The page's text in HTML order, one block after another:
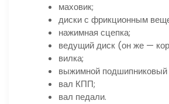
маховик;
диски с фрикционным
нажимная сцепка;
ведущий диск (он же —
вилка;
выжимной подшипниковый
вал КПП;
вал педали.